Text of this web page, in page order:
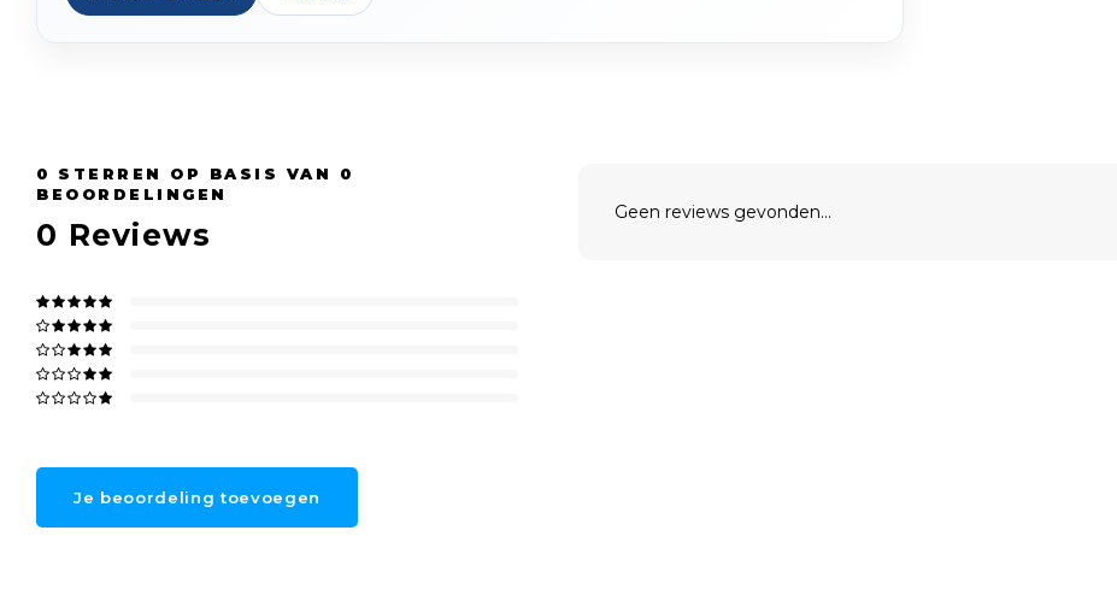
0 STERREN OP BASIS VAN 0
BEOORDELINGEN
0 Reviews
Je beoordeling toevoegen
Geen reviews gevonden...